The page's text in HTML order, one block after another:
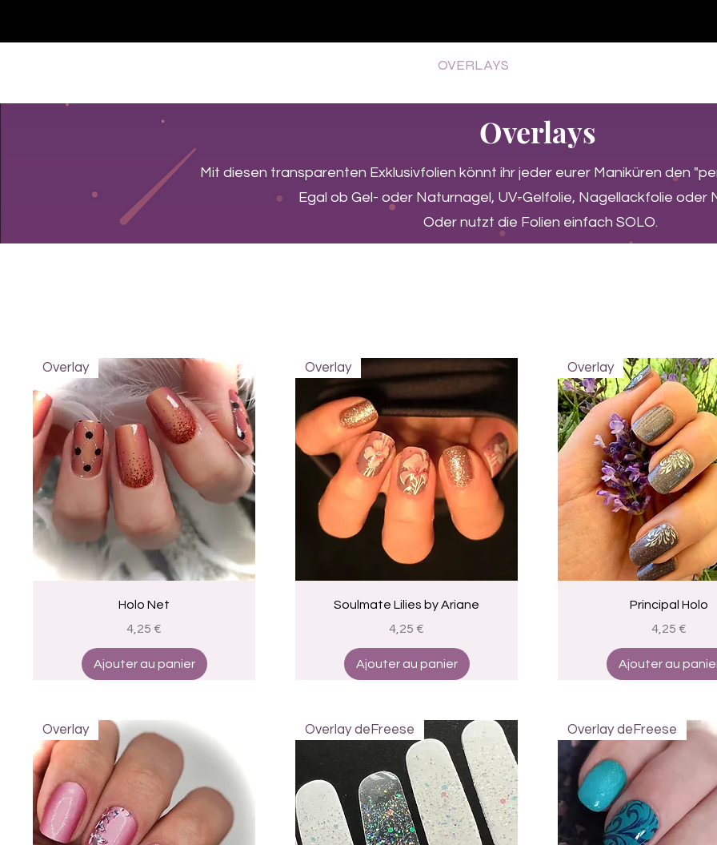
OVERLAYS
Overlays
Mit diesen transparenten Exklusivfolien könnt ihr jeder eurer Maniküren den
Egal ob Gel- oder Naturnagel, UV-Gelfolie, Nagellackfolie oder
Oder nutzt die Folien einfach SOLO.
Aperçu rapide
Overlay
Holo Net
Prix
4,25 €
Ajouter au panier
Aperçu rapide
Overlay
Soulmate Lilies by Ariane
Prix
4,25 €
Ajouter au panier
Aperçu rapide
Overlay
Principal Holo
Prix
4,25 €
Ajouter au
Overlay Overlay deFreese Overlay deFreese